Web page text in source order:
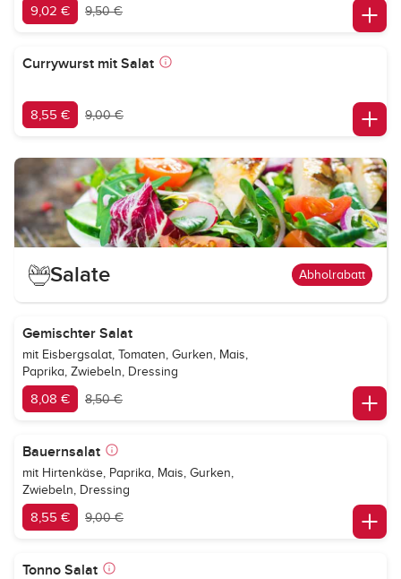
9,02 € 9,50 €
Currywurst mit Salat
8,55 € 9,00 €
Salate Abholrabatt
Gemischter Salat
mit Eisbergsalat, Tomaten, Gurken, Mais,
Paprika, Zwiebeln, Dressing
8,08 € 8,50 €
Bauernsalat
mit Hirtenkäse, Paprika, Mais, Gurken,
Zwiebeln, Dressing
8,55 € 9,00 €
Tonno Salat